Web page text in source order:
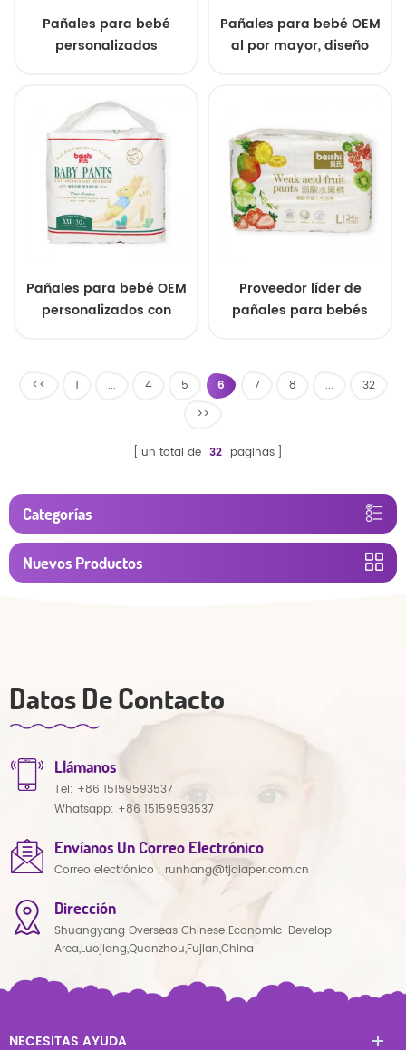
Pañales para bebé
personalizados
prevención de fugas 3D -
Muestras gratuitas de un
fabricante chino
Pañales para bebé OEM
al por mayor, diseño
importado
Pañales para bebé OEM
personalizados con
transpirable. Muestras
Proveedor líder de
pañales para bebés
mayorista. Pañales
mercado vietnamita.
<< 1 ... 4 5 6 7 8 ...
32
>>
un total de 32 paginas
Categorías
Nuevos Productos
Datos De Contacto
Llámanos
Tel: +86 15159593537
Whatsapp: +86 15159593537
Envíanos Un Correo Electrónico
Correo electrónico : runhang@tjdiaper.com.cn
Dirección
Shuangyang Overseas Chinese Economic-Develop
Area,Luojiang,Quanzhou,Fujian,China
NECESITAS AYUDA